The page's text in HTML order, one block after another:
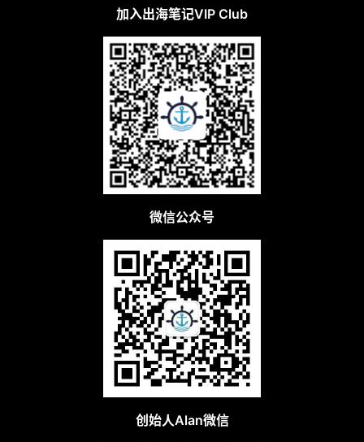
加入出海笔记VIP Club
微信公众号
创始人Alan微信